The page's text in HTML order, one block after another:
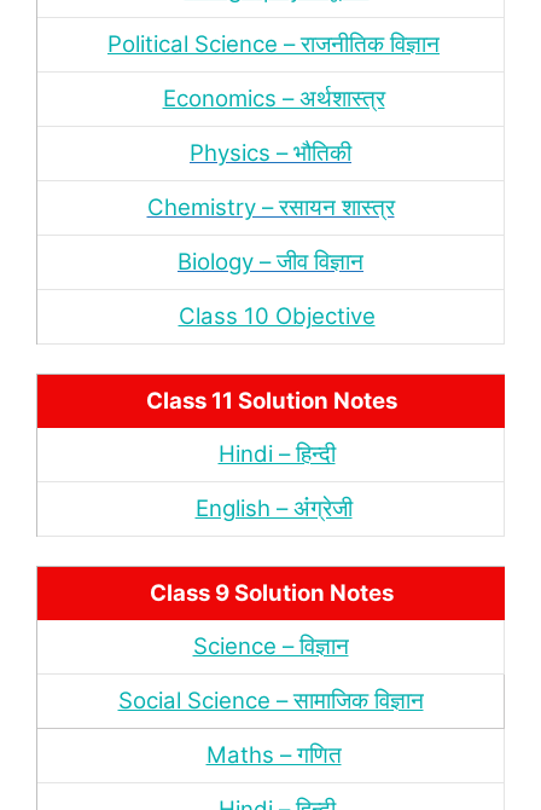
Political Science – राजनीतिक विज्ञान
Economics – अर्थशास्‍त्र
Physics – भौतिकी
Chemistry – रसायन शास्‍त्र
Biology – जीव विज्ञान
Class 10 Objective
Class 11 Solution Notes
Hindi – हिन्‍दी
English – अंंग्रेजी
Class 9 Solution Notes
Science – विज्ञान
Social Science – सामाजिक विज्ञान
Maths – गणित